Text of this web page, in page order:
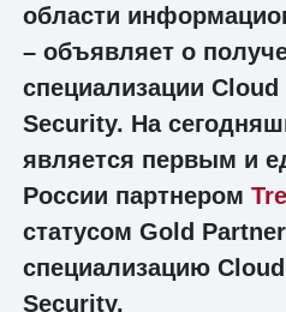
области
– объявляет о
специализации Cloud
Security. На
является первым и
России партнером
статусом Gold
специализацию
Security.